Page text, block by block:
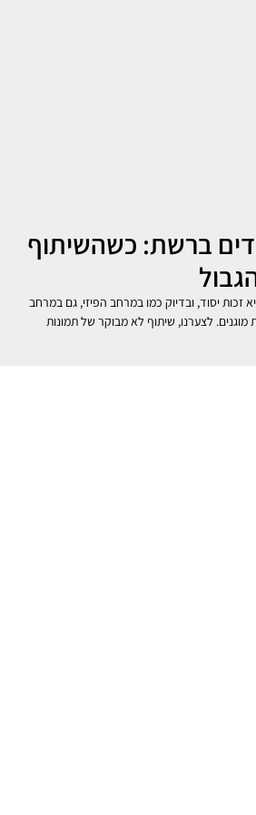
ברשת: כשהשיתוף
זכות יסוד, ובדיוק כמו במרחב הפיזי, גם במרחב
מוגנים. לצערנו, שיתוף לא מבוקר של תמונות